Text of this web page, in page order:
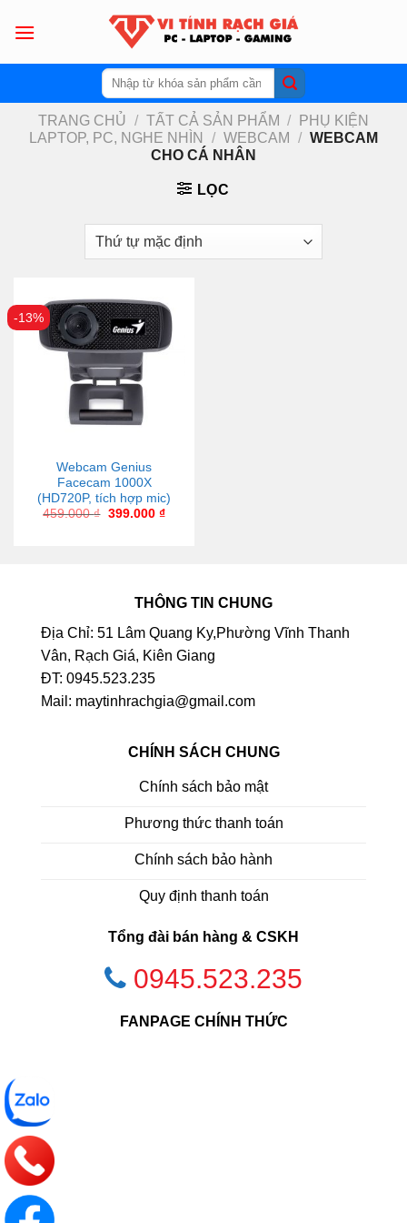
Tìm
kiếm:
TRANG CHỦ / TẤT CẢ SẢN PHẨM /
PHỤ KIỆN
LAPTOP, PC, NGHE NHÌN
/ WEBCAM / WEBCAM
CHO CÁ NHÂN
LỌC
-13%
Webcam Genius
Facecam 1000X
(HD720P, tích hợp mic)
459.000₫ 399.000 ₫
THÔNG TIN CHUNG
Địa Chỉ: 51 Lâm Quang Ky,Phường Vĩnh Thanh
Vân, Rạch Giá, Kiên Giang
ĐT: 0945.523.235
Mail: maytinhrachgia@gmail.com
CHÍNH SÁCH CHUNG
Chính sách bảo mật
Phương thức thanh toán
Chính sách bảo hành
Quy định thanh toán
Tổng đài bán hàng & CSKH
0945.523.235
FANPAGE CHÍNH THỨC